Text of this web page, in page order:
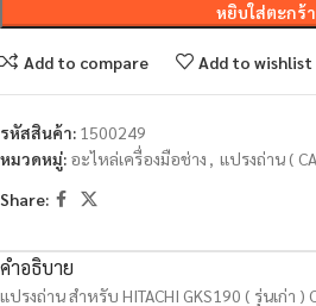
หยิบใส่ตะกร้า
Add to compare Add to wishlist
รหัสสินค้า: 1500249
หมวดหมู่: อะไหล่เครื่องมือช่าง , แปรงถ่าน (
Share:
คำอธิบาย
แปรงถ่าน สำหรับ HITACHI GKS190 ( รุ่นเก่า )